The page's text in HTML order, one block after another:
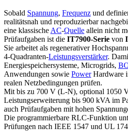
Sobald Spannung, Frequenz und
realitätsnah und reproduzierbar
eine klassische AC-Quelle allein nicht
Prüfaufgaben ist die IT7900-Serie von
Sie arbeitet als regenerativer
4-Quadranten-Leistungsverstärker.
Energiespeichersysteme, Microgrids,
Anwendungen sowie PowerHardware
realen Netzbedingungen prüfen.
Mit bis zu 700 V (L-N), optional 1050
Leistungserweiterung bis 900 kVA im
auch Prüfaufgaben mit hohen
Die programmierbare RLC-Funktion
Prüfungen nach IEEE 1547 und UL